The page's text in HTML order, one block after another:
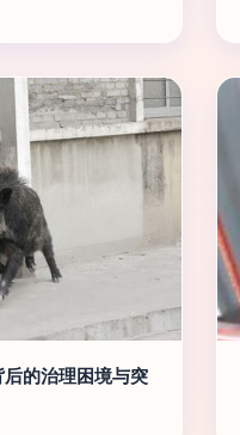
后的治理困境与突